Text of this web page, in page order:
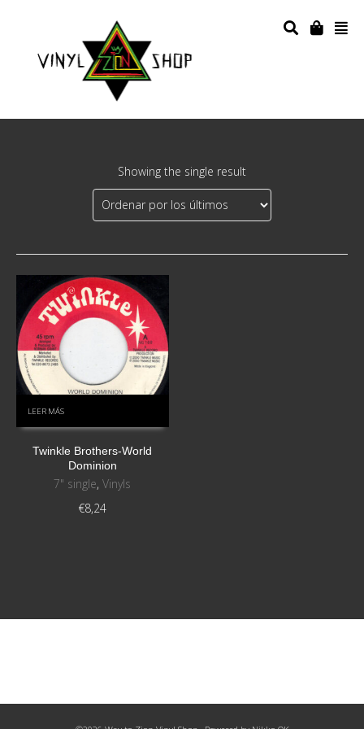
Showing the single result
LEER MÁS
Twinkle Brothers-World
Dominion
7" single,Vinyls
€8,24